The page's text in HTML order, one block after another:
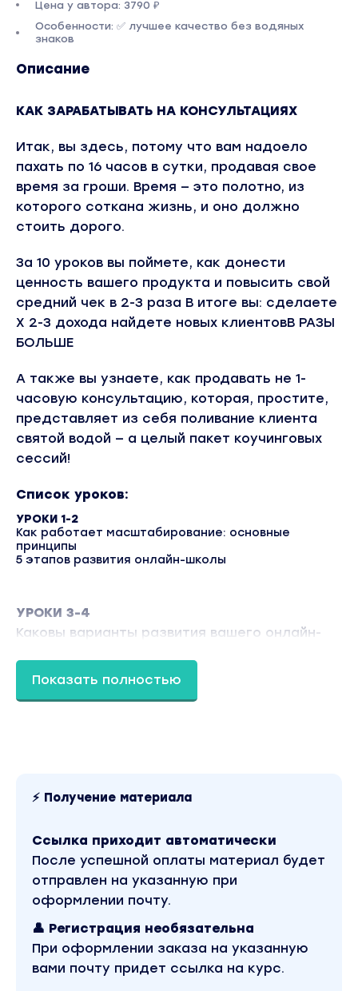
Цена у автора: 3790 ₽
Особенности: ✅ лучшее качество без водяных
знаков
Описание
КАК ЗАРАБАТЫВАТЬ НА КОНСУЛЬТАЦИЯХ
Итак, вы здесь, потому что вам надоело
пахать по 16 часов в сутки, продавая свое
время за гроши. Время — это полотно, из
которого соткана жизнь, и оно должно
стоить дорого.
За 10 уроков вы поймете, как донести
ценность вашего продукта и повысить свой
средний чек в 2-3 раза В итоге вы: сделаете
Х 2-3 дохода найдете новых клиентовВ РАЗЫ
БОЛЬШЕ
А также вы узнаете, как продавать не 1-
часовую консультацию, которая, простите,
представляет из себя поливание клиента
святой водой — а целый пакет коучинговых
сессий!
Список уроков:
УРОКИ 1-2
Как работает масштабирование: основные
принципы
5 этапов развития онлайн-школы
УРОКИ 3-4
Каковы варианты развития вашего онлайн-
Как и на чем эксперт может зарабатывать в
Два столпа монетизации: декомпозиция
финансовой цели
Уолкера «Запуск», таблица расчета
эффективности
УРОКИ 7-8
Обзор основных воронок рынка онлайн-
образования. Расчет эффективности
бизнес-модели
Показать полностью
⚡ Получение материала
Ссылка приходит автоматически
После успешной оплаты материал будет
отправлен на указанную при
оформлении почту.
👤 Регистрация необязательна
При оформлении заказа на указанную
вами почту придет ссылка на курс.